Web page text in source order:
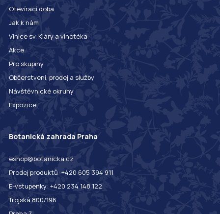
Otevírací doba
Jak k nám
Vinice sv. Kláry a vinotéka
Akce
Pro skupiny
Občerstvení, prodej a služby
Návštěvnické okruhy
Expozice
Botanická zahrada Praha
eshop@botanicka.cz
Prodej produktů: +420 605 394 911
E-vstupenky: +420 234 148 122
Trojská 800/196